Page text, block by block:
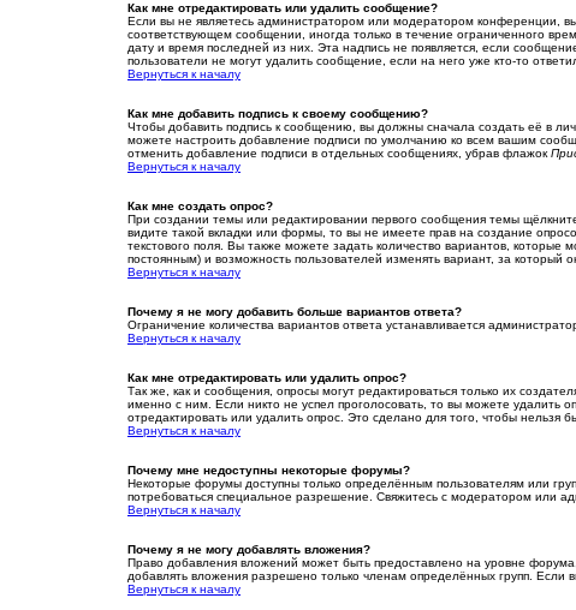
Как мне отредактировать или удалить сообщение?
Если вы не являетесь администратором или модератором конференции,
соответствующем сообщении, иногда только в течение ограниченного
дату и время последней из них. Эта надпись не появляется, если
пользователи не могут удалить сообщение, если на него уже кто-то
Вернуться к началу
Как мне добавить подпись к своему сообщению?
Чтобы добавить подпись к сообщению, вы должны сначала создать её в
можете настроить добавление подписи по умолчанию ко всем вашим
отменить добавление подписи в отдельных сообщениях, убрав флажок
Вернуться к началу
Как мне создать опрос?
При создании темы или редактировании первого сообщения темы
видите такой вкладки или формы, то вы не имеете прав на создание
текстового поля. Вы также можете задать количество вариантов,
постоянным) и возможность пользователей изменять вариант, за который
Вернуться к началу
Почему я не могу добавить больше вариантов ответа?
Ограничение количества вариантов ответа устанавливается
Вернуться к началу
Как мне отредактировать или удалить опрос?
Так же, как и сообщения, опросы могут редактироваться только их
именно с ним. Если никто не успел проголосовать, то вы можете удалить
отредактировать или удалить опрос. Это сделано для того, чтобы нельзя
Вернуться к началу
Почему мне недоступны некоторые форумы?
Некоторые форумы доступны только определённым пользователям или
потребоваться специальное разрешение. Свяжитесь с модератором или
Вернуться к началу
Почему я не могу добавлять вложения?
Право добавления вложений может быть предоставлено на уровне
добавлять вложения разрешено только членам определённых групп.
Вернуться к началу